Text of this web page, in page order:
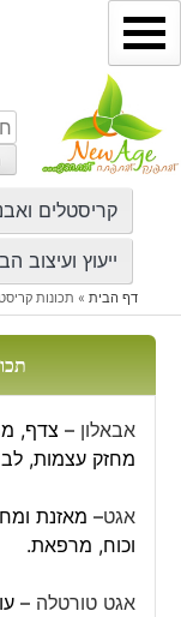
דילוג
לתוכן
קריסטלים
ייעוץ ועיצוב
דף הבית» תכונות
אבאלון – צדף,
מחזק עצמות,
אגט– מאזנת
וכוח, מרפאת.
אגט טורטלה –